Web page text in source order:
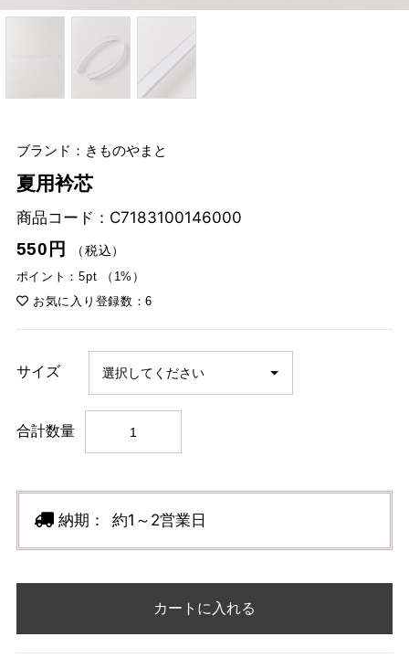
ブランド：きものやまと
夏用衿芯
商品コード： C7183100146000
550円
（税込）
ポイント：5pt （1%）
お気に入り登録数：6
サイズ
合計数量
納期： 約1～2営業日
カートに入れる